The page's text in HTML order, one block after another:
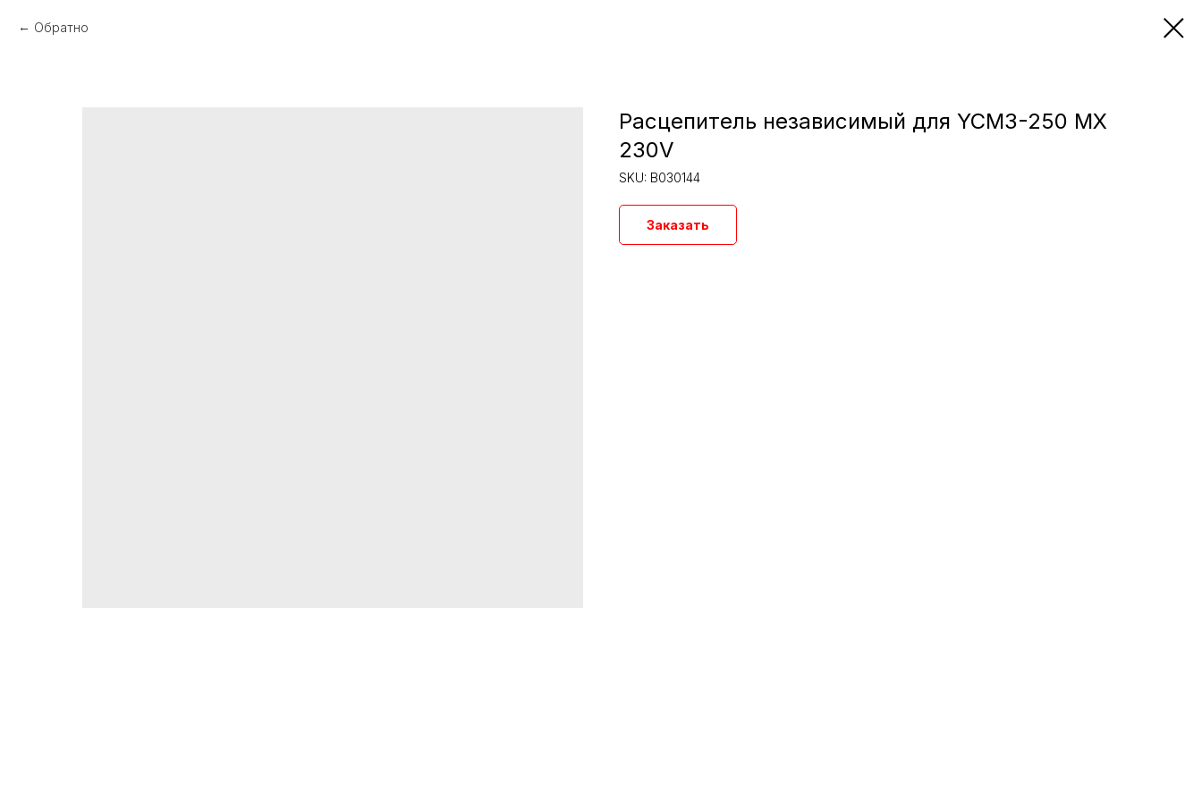
Обратно
Расцепитель независимый для YCM3-250 MX
230V
SKU: B030144
Заказать